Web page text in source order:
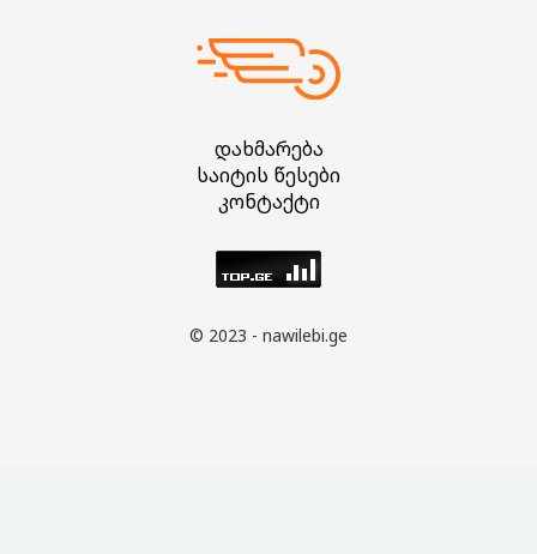
დახმარება
საიტის წესები
კონტაქტი
© 2023 - nawilebi.ge